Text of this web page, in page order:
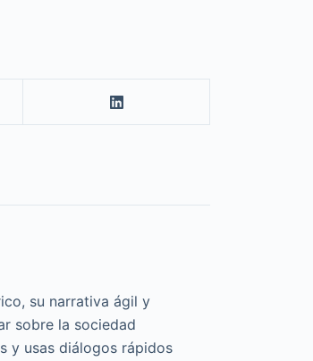
su narrativa ágil y
sobre la sociedad
y usas diálogos rápidos